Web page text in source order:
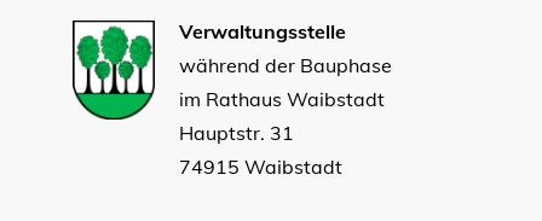
Verwaltungsstelle
während der Bauphase
im Rathaus Waibstadt
Hauptstr. 31
74915 Waibstadt